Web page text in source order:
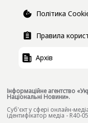
Політика
Правила
Архів
Інформаційне агентство
Національні Новини».
Cуб'єкт у сфері онлайн-
ідентифікатор медіа - R40-